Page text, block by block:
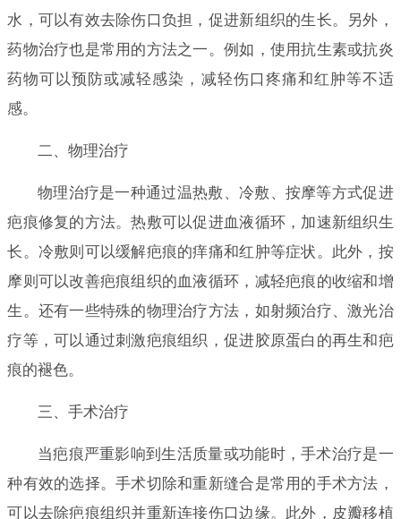
水，可以有效去除伤口负担，促进新组织的生长。另外，
药物治疗也是常用的方法之一。例如，使用抗生素或抗炎
药物可以预防或减轻感染，减轻伤口疼痛和红肿等不适
感。
二、物理治疗
物理治疗是一种通过温热敷、冷敷、按摩等方式促进
疤痕修复的方法。热敷可以促进血液循环，加速新组织生
长。冷敷则可以缓解疤痕的痒痛和红肿等症状。此外，按
摩则可以改善疤痕组织的血液循环，减轻疤痕的收缩和增
生。还有一些特殊的物理治疗方法，如射频治疗、激光治
疗等，可以通过刺激疤痕组织，促进胶原蛋白的再生和疤
痕的褪色。
三、手术治疗
当疤痕严重影响到生活质量或功能时，手术治疗是一
种有效的选择。手术切除和重新缝合是常用的手术方法，
可以去除疤痕组织并重新连接伤口边缘。此外，皮瓣移植